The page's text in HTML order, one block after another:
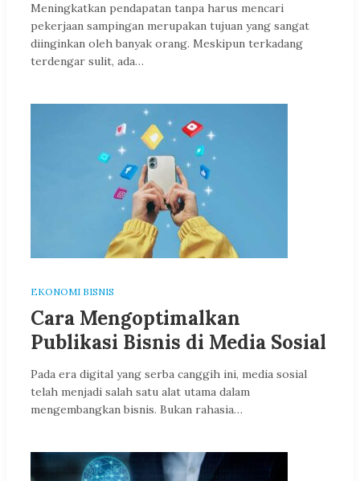
Meningkatkan pendapatan tanpa harus mencari
pekerjaan sampingan merupakan tujuan yang sangat
diinginkan oleh banyak orang. Meskipun terkadang
terdengar sulit, ada…
EKONOMI BISNIS
Cara Mengoptimalkan
Publikasi Bisnis di Media Sosial
Pada era digital yang serba canggih ini, media sosial
telah menjadi salah satu alat utama dalam
mengembangkan bisnis. Bukan rahasia…